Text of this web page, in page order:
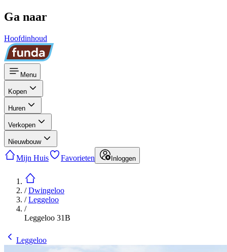
Ga naar
Hoofdinhoud
Menu
Kopen
Huren
Verkopen
Nieuwbouw
Mijn Huis Favorieten Inloggen
/Dwingeloo
/Leggeloo
/
Leggeloo 31B
Leggeloo